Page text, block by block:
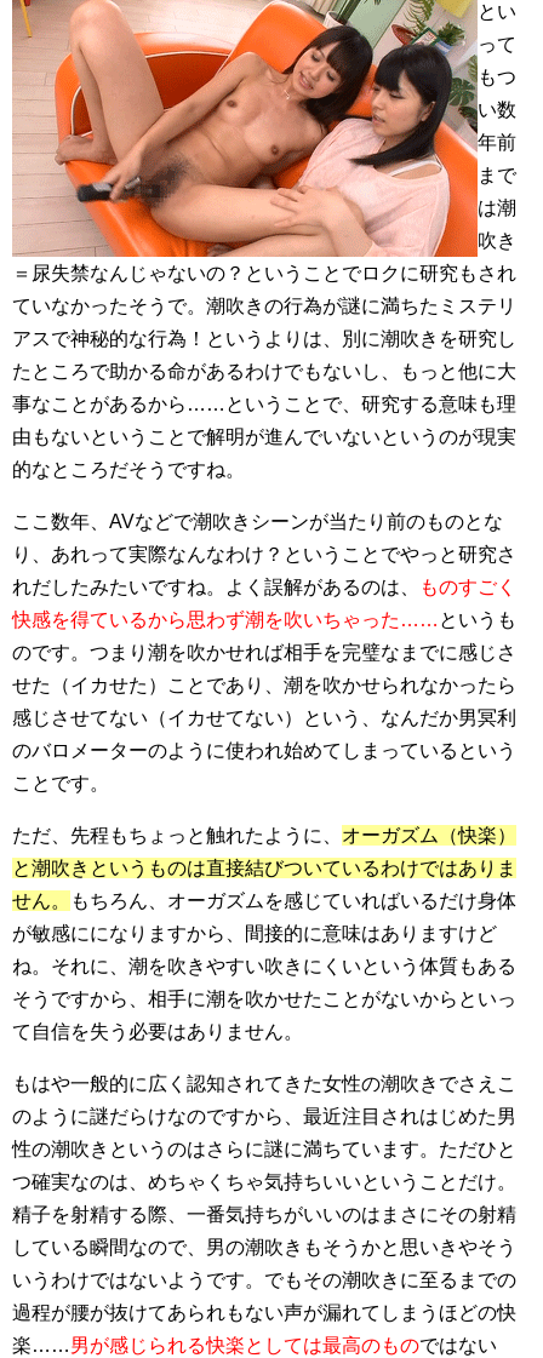
とい
って
もつ
い数
年前
まで
は潮
吹き
＝尿失禁なんじゃないの？ということでロクに研究もされ
ていなかったそうで。潮吹きの行為が謎に満ちたミステリ
アスで神秘的な行為！というよりは、別に潮吹きを研究し
たところで助かる命があるわけでもないし、もっと他に大
事なことがあるから……ということで、研究する意味も理
由もないということで解明が進んでいないというのが現実
的なところだそうですね。
ここ数年、AVなどで潮吹きシーンが当たり前のものとな
り、あれって実際なんなわけ？ということでやっと研究さ
れだしたみたいですね。よく誤解があるのは、
ものすごく
快感を得ているから思わず潮を吹いちゃった…… というも
のです。つまり潮を吹かせれば相手を完璧なまでに感じさ
せた（イカせた）ことであり、潮を吹かせられなかったら
感じさせてない（イカせてない）という、なんだか男冥利
のバロメーターのように使われ始めてしまっているという
ことです。
ただ、先程もちょっと触れたように、 オーガズム（快楽）
と潮吹きというものは直接結びついているわけではありま
せん。
もちろん、オーガズムを感じていればいるだけ身体
が敏感にになりますから、間接的に意味はありますけど
ね。それに、潮を吹きやすい吹きにくいという体質もある
そうですから、相手に潮を吹かせたことがないからといっ
て自信を失う必要はありません。
もはや一般的に広く認知されてきた女性の潮吹きでさえこ
のように謎だらけなのですから、最近注目されはじめた男
性の潮吹きというのはさらに謎に満ちています。ただひと
つ確実なのは、めちゃくちゃ気持ちいいということだけ。
精子を射精する際、一番気持ちがいいのはまさにその射精
している瞬間なので、男の潮吹きもそうかと思いきやそう
いうわけではないようです。でもその潮吹きに至るまでの
過程が腰が抜けてあられもない声が漏れてしまうほどの快
楽……男が感じられる快楽としては最高のものではない